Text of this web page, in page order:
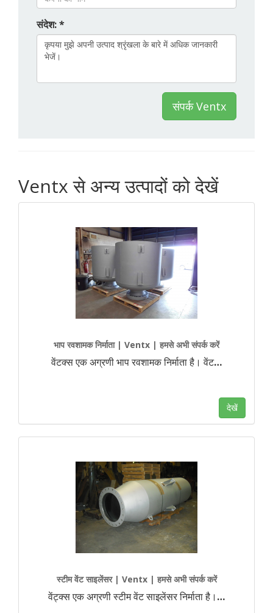
संदेश: *
संपर्क Ventx
Ventx से अन्य उत्पादों को देखें
भाप रवशामक निर्माता | Ventx | हमसे अभी संपर्क करें
वेंटक्स एक अग्रणी भाप रवशामक निर्माता है। वेंट…
देखें
स्टीम वेंट साइलेंसर | Ventx | हमसे अभी संपर्क करें
वेंट्क्स एक अग्रणी स्टीम वेंट साइलेंसर निर्माता है। …